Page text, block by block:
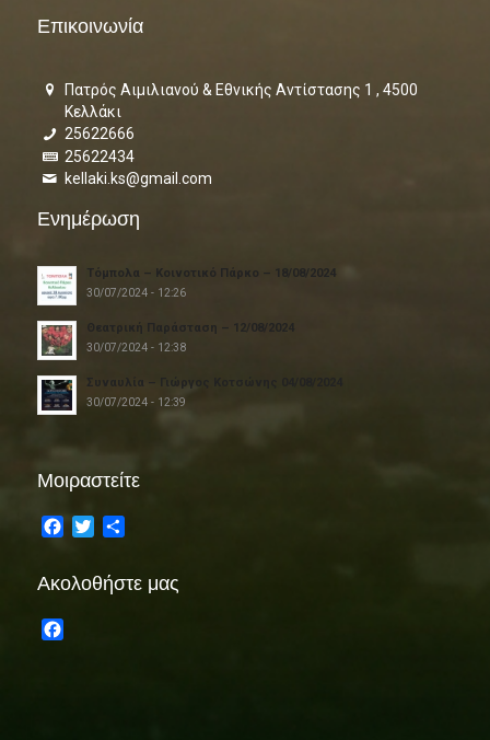
Επικοινωνία
Πατρός Αιμιλιανού & Εθνικής Αντίστασης 1 , 4500
Κελλάκι
25622666
25622434
kellaki.ks@gmail.com
Ενημέρωση
Τόμπολα – Κοινοτικό Πάρκο – 18/08/2024
30/07/2024 - 12:26
Θεατρική Παράσταση – 12/08/2024
30/07/2024 - 12:38
Συναυλία – Γιώργος Κοτσώνης 04/08/2024
30/07/2024 - 12:39
Μοιραστείτε
Facebook
Twitter
Ακολοθήστε μας